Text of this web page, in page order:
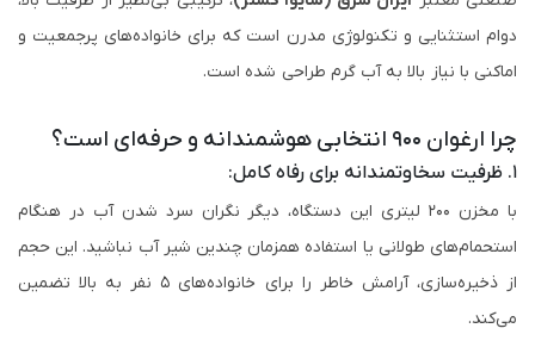
دوام استثنایی و تکنولوژی مدرن است که برای خانواده‌های پرجمعیت و
اماکنی با نیاز بالا به آب گرم طراحی شده است.
چرا ارغوان ۹۰۰ انتخابی هوشمندانه و حرفه‌ای است؟
۱. ظرفیت سخاوتمندانه برای رفاه کامل:
با مخزن ۲۰۰ لیتری این دستگاه، دیگر نگران سرد شدن آب در هنگام
استحمام‌های طولانی یا استفاده همزمان چندین شیر آب نباشید. این حجم
از ذخیره‌سازی، آرامش خاطر را برای خانواده‌های ۵ نفر به بالا تضمین
می‌کند.